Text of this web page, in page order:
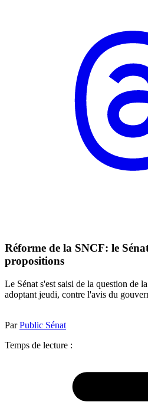
Réforme de la SNCF: le
propositions
Le Sénat s'est saisi de la question de
adoptant jeudi, contre l'avis du
ParPublic Sénat
Temps de lecture :